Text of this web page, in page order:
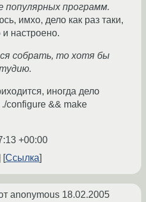
популярных программ.
имхо, дело как раз таки,
и настроено.
собрать, то хотя бы
иногда дело
./configure && make
+00:00
Ссылка
anonymous 18.02.2005